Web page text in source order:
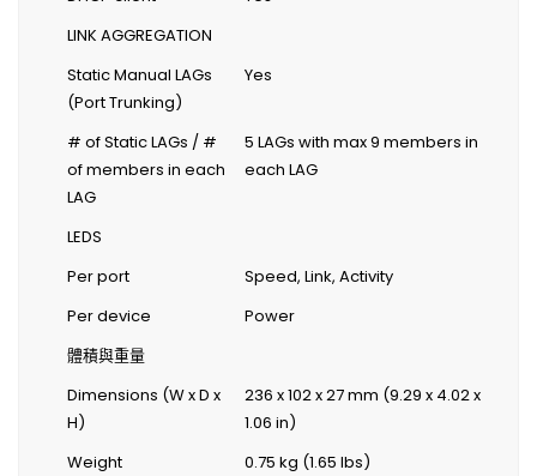
LINK AGGREGATION
Static Manual LAGs
(Port Trunking)
Yes
# of Static LAGs / #
of members in each
LAG
5 LAGs with max 9 members in
each LAG
LEDS
Per port
Speed, Link, Activity
Per device
Power
體積與重量
Dimensions (W x D x
H)
236 x 102 x 27 mm (9.29 x 4.02 x
1.06 in)
Weight
0.75 kg (1.65 lbs)